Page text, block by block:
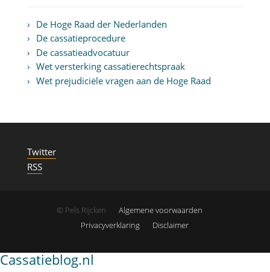
De Hoge Raad der Nederlanden
De cassatieprocedure
De cassatieadvocatuur
Wet versterking cassatierechtspraak
Wet prejudiciële vragen aan de Hoge Raad
Twitter
RSS
© Pels Rijcken
Algemene voorwaarden
Privacyverklaring
Disclaimer
Cassatieblog.nl